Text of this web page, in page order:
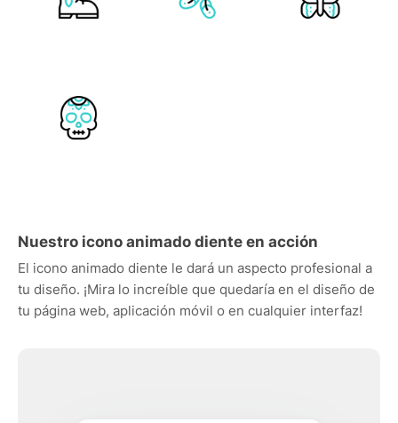
Nuestro icono animado diente en acción
El icono animado diente le dará un aspecto profesional a
tu diseño. ¡Mira lo increíble que quedaría en el diseño de
tu página web, aplicación móvil o en cualquier interfaz!